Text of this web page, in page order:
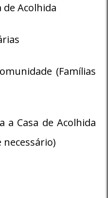
de Acolhida
(Famílias
a Casa de Acolhida
necessário)